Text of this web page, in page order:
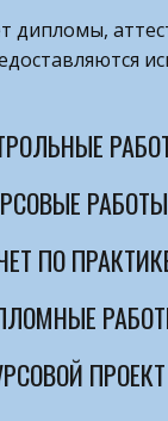
РАБОТЫ
ПО
ПРОЕКТ